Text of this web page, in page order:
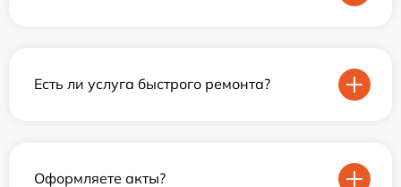
Есть ли услуга быстрого ремонта?
Оформляете акты?